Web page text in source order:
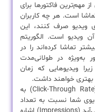
مهم‌ترین فاکتورها برای
است. هر چه کاربران
ویدیو صرف کنند، این
ویدیو است. الگوریتم
تماشا کرده‌اند را در
به‌ویژه در طولانی‌مدت
ویدیوهایی که زمان
بهتری خواهند داشت.
نرخ کلیک (Click-Through Rate) به
شما نسبت به تعداد